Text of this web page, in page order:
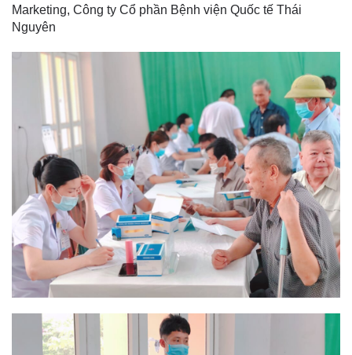
Marketing, Công ty Cổ phần Bệnh viện Quốc tế Thái
Nguyên